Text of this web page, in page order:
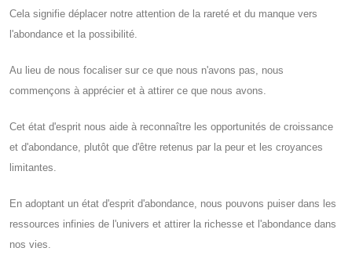
Cela signifie déplacer notre attention de la rareté et du manque vers
l'abondance et la possibilité.
Au lieu de nous focaliser sur ce que nous n'avons pas, nous
commençons à apprécier et à attirer ce que nous avons.
Cet état d'esprit nous aide à reconnaître les opportunités de croissance
et d'abondance, plutôt que d'être retenus par la peur et les croyances
limitantes.
En adoptant un état d'esprit d'abondance, nous pouvons puiser dans les
ressources infinies de l'univers et attirer la richesse et l'abondance dans
nos vies.